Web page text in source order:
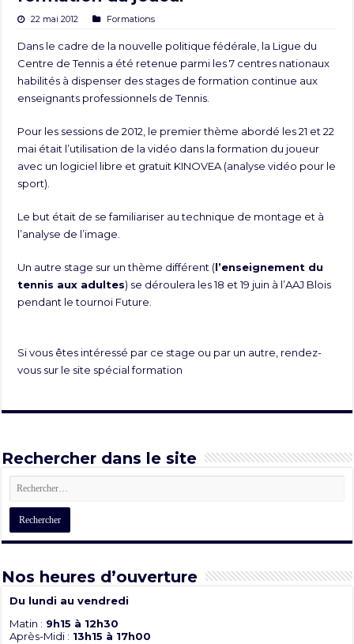
22 mai 2012 Formations
Dans le cadre de la nouvelle politique fédérale, la Ligue du
Centre de Tennis a été retenue parmi les 7 centres nationaux
habilités à dispenser des stages de formation continue aux
enseignants professionnels de Tennis.
Pour les sessions de 2012, le premier thème abordé les 21 et 22
mai était l’utilisation de la vidéo dans la formation du joueur
avec un logiciel libre et gratuit KINOVEA(analyse vidéo pour le
sport).
Le but était de se familiariser au technique de montage et à
l’analyse de l’image.
Un autre stage sur un thème différent (l’enseignement du
tennis aux adultes) se déroulera les 18 et 19 juin à l’AAJ Blois
pendant le tournoi Future.
Si vous êtes intéressé par ce stage ou par un autre, rendez-
vous sur le site spécialformation
Rechercher dans le site
Nos heures d’ouverture
Du lundi au vendredi
Matin : 9h15 à 12h30
Après-Midi : 13h15 à 17h00